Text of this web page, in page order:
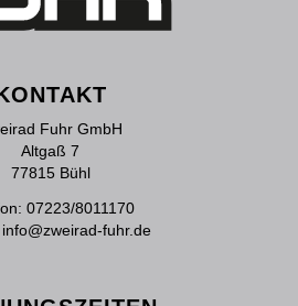
Fuhr GmbH
Altgaß 7
77815 Bühl
07223/8011170
info@zweirad-fuhr.de